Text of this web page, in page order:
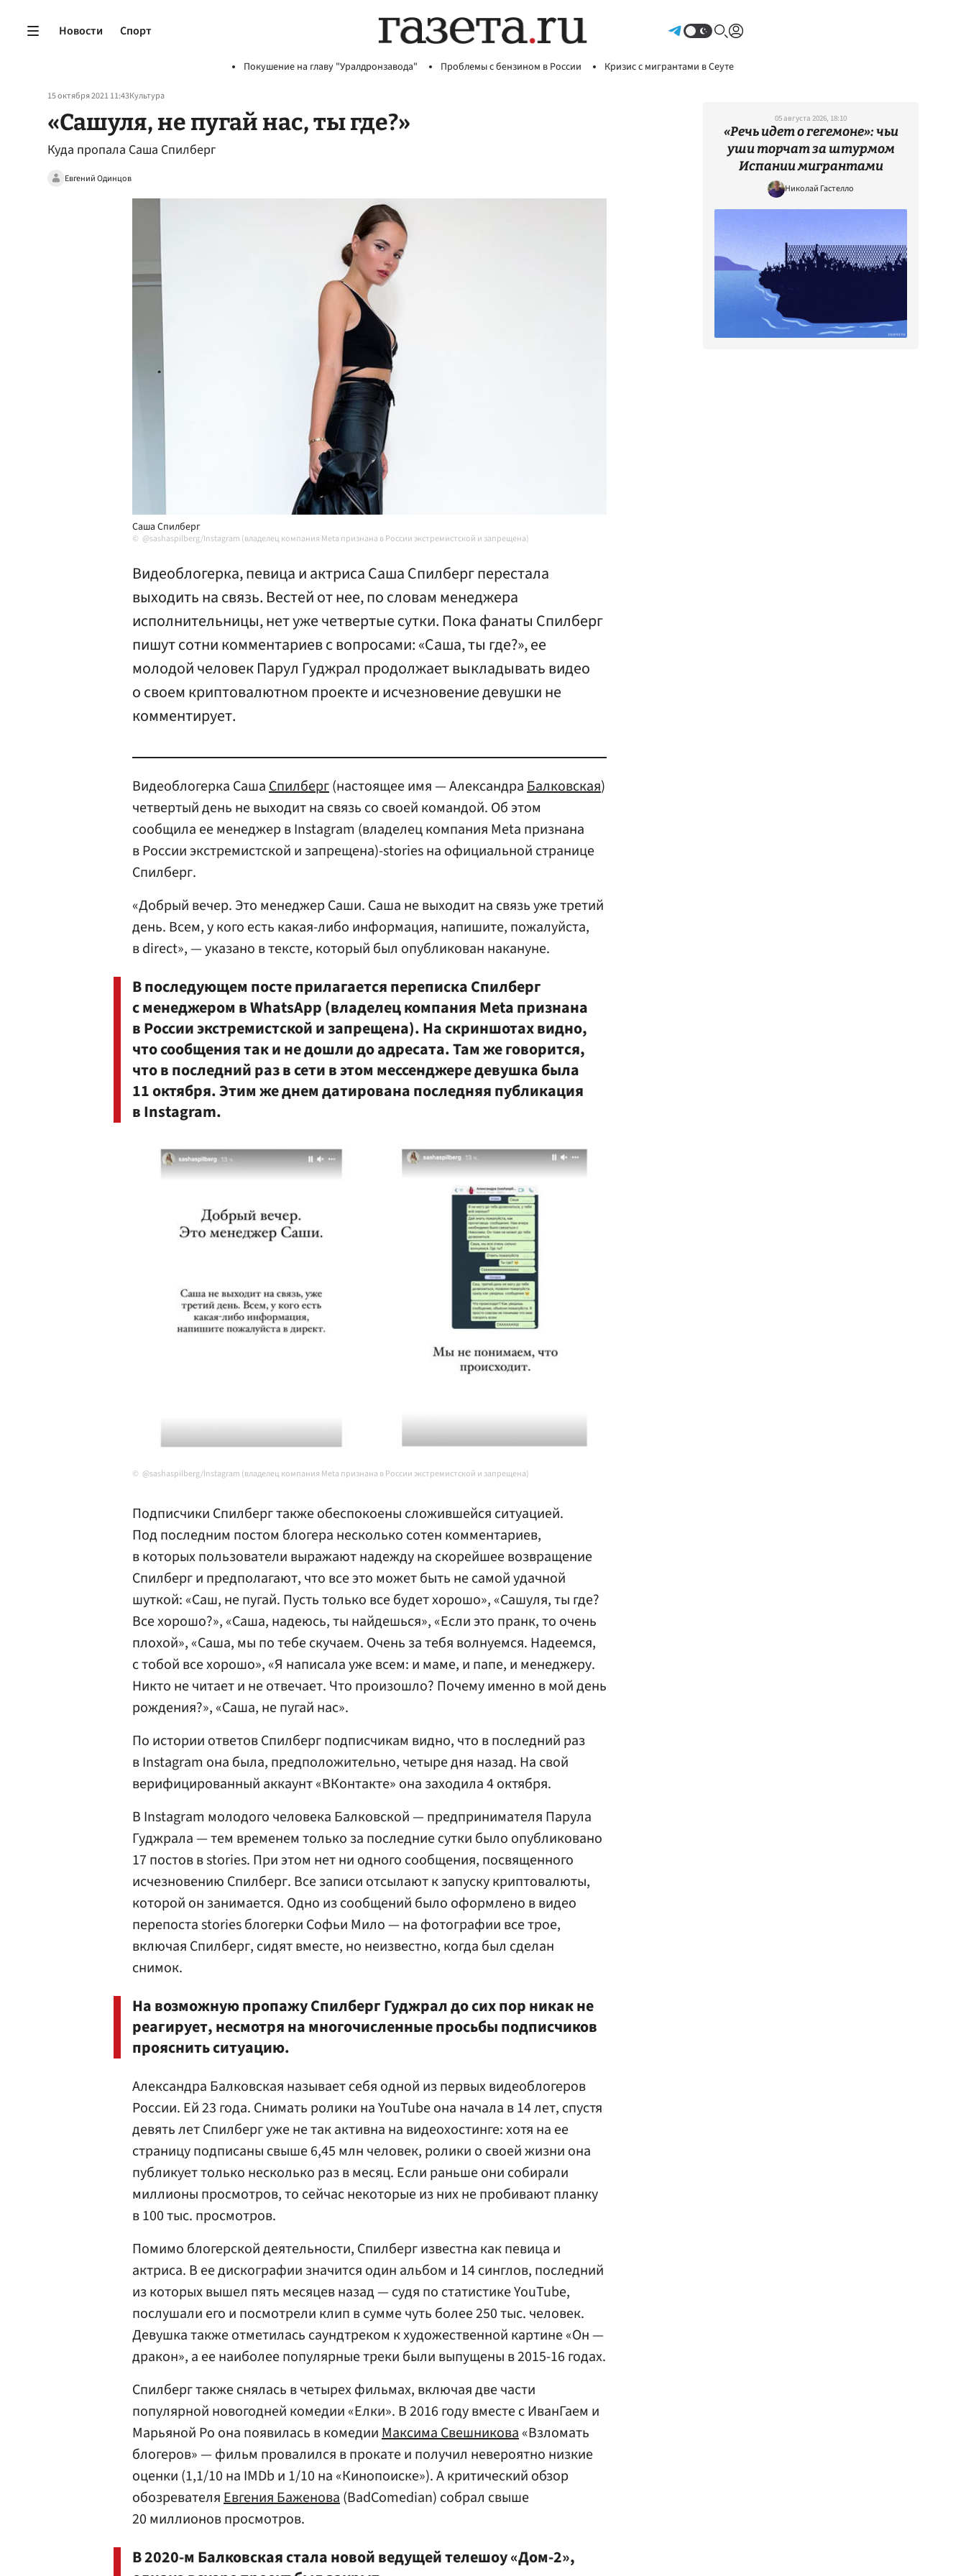
Новости Спорт
Покушение на главу "Уралдронзавода" Проблемы с бензином в России Кризис с мигрантами в Сеуте
15 октября 2021 11:43Культура
«Сашуля, не пугай нас, ты где?»
Куда пропала Саша Спилберг
Евгений Одинцов
Саша Спилберг
@sashaspilberg/Instagram (владелец компания Meta признана в России экстремистской и запрещена)
Видеоблогерка, певица и актриса Саша Спилберг перестала
выходить на связь. Вестей от нее, по словам менеджера
исполнительницы, нет уже четвертые сутки. Пока фанаты Спилберг
пишут сотни комментариев с вопросами: «Саша, ты где?», ее
молодой человек Парул Гуджрал продолжает выкладывать видео
о своем криптовалютном проекте и исчезновение девушки не
комментирует.
Видеоблогерка СашаСпилберг(настоящее имя — АлександраБалковская)
четвертый день не выходит на связь со своей командой. Об этом
сообщила ее менеджер в Instagram (владелец компания Meta признана
в России экстремистской и запрещена)-stories на официальной странице
Спилберг.
«Добрый вечер. Это менеджер Саши. Саша не выходит на связь уже третий
день. Всем, у кого есть какая-либо информация, напишите, пожалуйста,
в direct», — указано в тексте, который был опубликован накануне.
В последующем посте прилагается переписка Спилберг
с менеджером в WhatsApp (владелец компания Meta признана
в России экстремистской и запрещена). На скриншотах видно,
что сообщения так и не дошли до адресата. Там же говорится,
что в последний раз в сети в этом мессенджере девушка была
11 октября. Этим же днем датирована последняя публикация
в Instagram.
@sashaspilberg/Instagram (владелец компания Meta признана в России экстремистской и запрещена)
Подписчики Спилберг также обеспокоены сложившейся ситуацией.
Под последним постом блогера несколько сотен комментариев,
в которых пользователи выражают надежду на скорейшее возвращение
Спилберг и предполагают, что все это может быть не самой удачной
шуткой: «Саш, не пугай. Пусть только все будет хорошо», «Сашуля, ты где?
Все хорошо?», «Саша, надеюсь, ты найдешься», «Если это пранк, то очень
плохой», «Саша, мы по тебе скучаем. Очень за тебя волнуемся. Надеемся,
с тобой все хорошо», «Я написала уже всем: и маме, и папе, и менеджеру.
Никто не читает и не отвечает. Что произошло? Почему именно в мой день
рождения?», «Саша, не пугай нас».
По истории ответов Спилберг подписчикам видно, что в последний раз
в Instagram она была, предположительно, четыре дня назад. На свой
верифицированный аккаунт «ВКонтакте» она заходила 4 октября.
В Instagram молодого человека Балковской — предпринимателя Парула
Гуджрала — тем временем только за последние сутки было опубликовано
17 постов в stories. При этом нет ни одного сообщения, посвященного
исчезновению Спилберг. Все записи отсылают к запуску криптовалюты,
которой он занимается. Одно из сообщений было оформлено в видео
перепоста stories блогерки Софьи Мило — на фотографии все трое,
включая Спилберг, сидят вместе, но неизвестно, когда был сделан
снимок.
На возможную пропажу Спилберг Гуджрал до сих пор никак не
реагирует, несмотря на многочисленные просьбы подписчиков
прояснить ситуацию.
Александра Балковская называет себя одной из первых видеоблогеров
России. Ей 23 года. Снимать ролики на YouTube она начала в 14 лет, спустя
девять лет Спилберг уже не так активна на видеохостинге: хотя на ее
страницу подписаны свыше 6,45 млн человек, ролики о своей жизни она
публикует только несколько раз в месяц. Если раньше они собирали
миллионы просмотров, то сейчас некоторые из них не пробивают планку
в 100 тыс. просмотров.
Помимо блогерской деятельности, Спилберг известна как певица и
актриса. В ее дискографии значится один альбом и 14 синглов, последний
из которых вышел пять месяцев назад — судя по статистике YouTube,
послушали его и посмотрели клип в сумме чуть более 250 тыс. человек.
Девушка также отметилась саундтреком к художественной картине «Он —
дракон», а ее наиболее популярные треки были выпущены в 2015-16 годах.
Спилберг также снялась в четырех фильмах, включая две части
популярной новогодней комедии «Елки». В 2016 году вместе с ИванГаем и
Марьяной Ро она появилась в комедииМаксима Свешникова«Взломать
блогеров» — фильм провалился в прокате и получил невероятно низкие
оценки (1,1/10 на IMDb и 1/10 на «Кинопоиске»). А критический обзор
обозревателяЕвгения Баженова(BadComedian) собрал свыше
20 миллионов просмотров.
В 2020-м Балковская стала новой ведущей телешоу «Дом-2»,
05 августа 2026, 18:10
«Речь идет о гегемоне»: чьи
уши торчат за штурмом
Испании мигрантами
Николай Гастелло